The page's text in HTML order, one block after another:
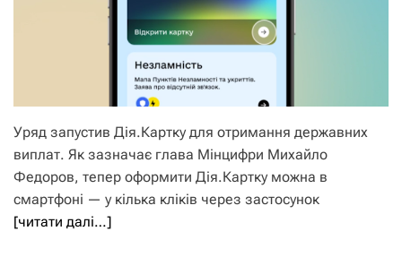
Уряд запустив Дія.Картку для отримання державних
виплат. Як зазначає глава Мінцифри Михайло
Федоров, тепер оформити Дія.Картку можна в
смартфоні — у кілька кліків через застосунок
[читати далі…]